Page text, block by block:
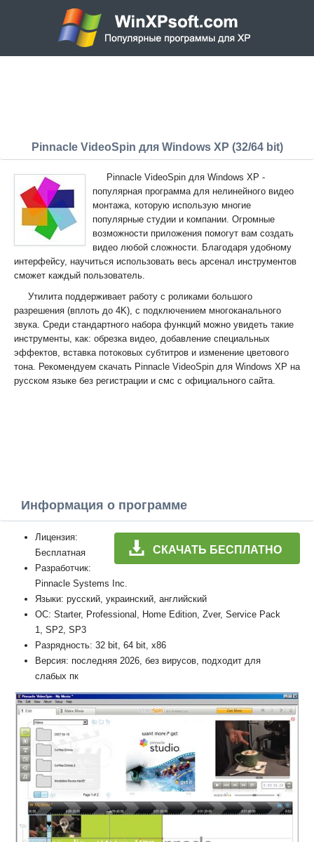
Pinnacle VideoSpin для Windows XP (32/64 bit)
Pinnacle VideoSpin для Windows XP -
популярная программа для нелинейного видео
монтажа, которую использую многие
популярные студии и компании. Огромные
возможности приложения помогут вам создать
видео любой сложности. Благодаря удобному
интерфейсу, научиться использовать весь арсенал инструментов
сможет каждый пользователь.
Утилита поддерживает работу с роликами большого
разрешения (вплоть до 4K), с подключением многоканального
звука. Среди стандартного набора функций можно увидеть такие
инструменты, как: обрезка видео, добавление специальных
эффектов, вставка потоковых субтитров и изменение цветового
тона. Рекомендуем скачать Pinnacle VideoSpin для Windows XP на
русском языке без регистрации и смс с официального сайта.
Информация о программе
СКАЧАТЬ БЕСПЛАТНО
Лицензия:
Бесплатная
Разработчик:
Pinnacle Systems Inc.
Языки: русский, украинский, английский
ОС: Starter, Professional, Home Edition, Zver, Service Pack
1, SP2, SP3
Разрядность: 32 bit, 64 bit, x86
Версия: последняя 2026, без вирусов, подходит для
слабых пк